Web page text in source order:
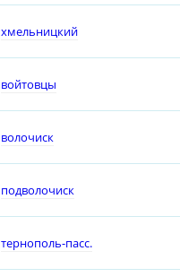
хмельницкий
войтовцы
волочиск
подволочиск
тернополь-пасс.